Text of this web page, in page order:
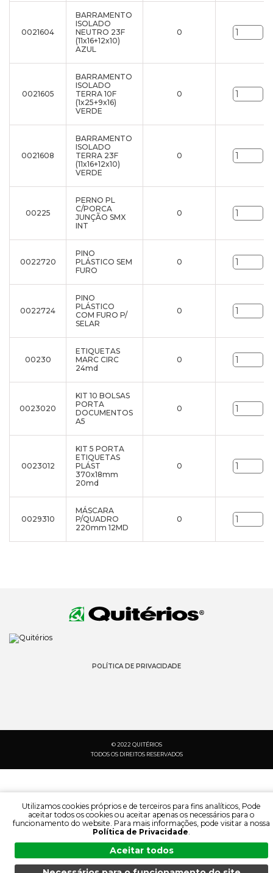
0021604
BARRAMENTO
ISOLADO
NEUTRO 23F
(11x16+12x10)
AZUL
0
0021605
BARRAMENTO
ISOLADO
TERRA 10F
(1x25+9x16)
VERDE
0
0021608
BARRAMENTO
ISOLADO
TERRA 23F
(11x16+12x10)
VERDE
0
00225
PERNO PL
C/PORCA
JUNÇÃO SMX
INT
0
0022720
PINO
PLÁSTICO SEM
FURO
0
0022724
PINO
PLÁSTICO
COM FURO P/
SELAR
0
00230
ETIQUETAS
MARC CIRC
24md
0
0023020
KIT 10 BOLSAS
PORTA
DOCUMENTOS
A5
0
0023012
KIT 5 PORTA
ETIQUETAS
PLÁST
370x18mm
20md
0
0029310
MÁSCARA
P/QUADRO
220mm 12MD
0
POLÍTICA DE PRIVACIDADE
© 2022 QUITÉRIOS
TODOS OS DIREITOS RESERVADOS
Utilizamos cookies próprios e de terceiros para fins analíticos, Pode
aceitar todos os cookies ou aceitar apenas os necessários para o
funcionamento do website. Para mais informações, pode visitar a nossa
Política de Privacidade.
Aceitar todos